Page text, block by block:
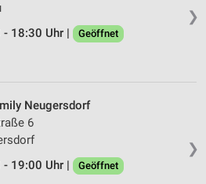
❯
18:30 Uhr |
Geöffnet
❯
Neugersdorf
6
19:00 Uhr |
Geöffnet